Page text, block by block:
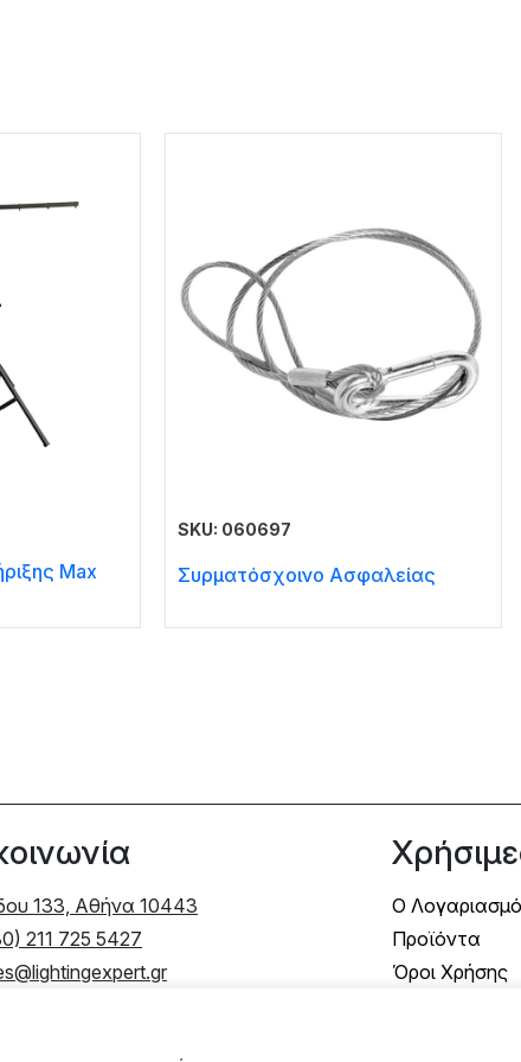
Max
SKU: 060697
Συρματόσχοινο Ασφαλείας
133, Αθήνα 10443
211 725 5427
Ο
Προϊόντα
Όροι Χρήσης